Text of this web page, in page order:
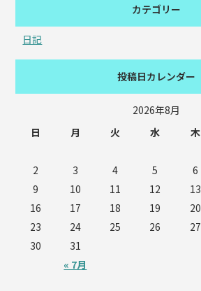
カテゴリー
日記
投稿日カレンダー
2026年8月
日
月 火 水 木
« 7月
2
3 4 5 6
9
10 11 12 13
16
17 18 19 20
23
24 25 26 27
30
31